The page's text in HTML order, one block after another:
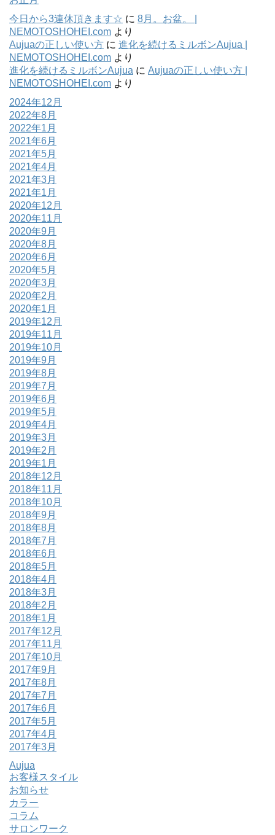
今日から3連休頂きます☆ に 8月。お盆。 |
NEMOTOSHOHEI.com より
Aujuaの正しい使い方 に 進化を続けるミルボンAujua |
NEMOTOSHOHEI.com より
進化を続けるミルボンAujua に Aujuaの正しい使い方 |
NEMOTOSHOHEI.com より
2024年12月
2022年8月
2022年1月
2021年6月
2021年5月
2021年4月
2021年3月
2021年1月
2020年12月
2020年11月
2020年9月
2020年8月
2020年6月
2020年5月
2020年3月
2020年2月
2020年1月
2019年12月
2019年11月
2019年10月
2019年9月
2019年8月
2019年7月
2019年6月
2019年5月
2019年4月
2019年3月
2019年2月
2019年1月
2018年12月
2018年11月
2018年10月
2018年9月
2018年8月
2018年7月
2018年6月
2018年5月
2018年4月
2018年3月
2018年2月
2018年1月
2017年12月
2017年11月
2017年10月
2017年9月
2017年8月
2017年7月
2017年6月
2017年5月
2017年4月
2017年3月
Aujua
お客様スタイル
お知らせ
カラー
コラム
サロンワーク